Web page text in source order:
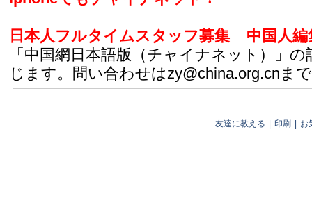
日本人フルタイムスタッフ募集
中国人
「中国網日本語版（チャイナネット）」
じます。問い合わせはzy@china.org.cnまで
友達に教える 印刷 お